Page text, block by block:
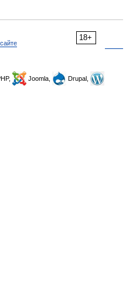
18+
Joomla,
Drupal,